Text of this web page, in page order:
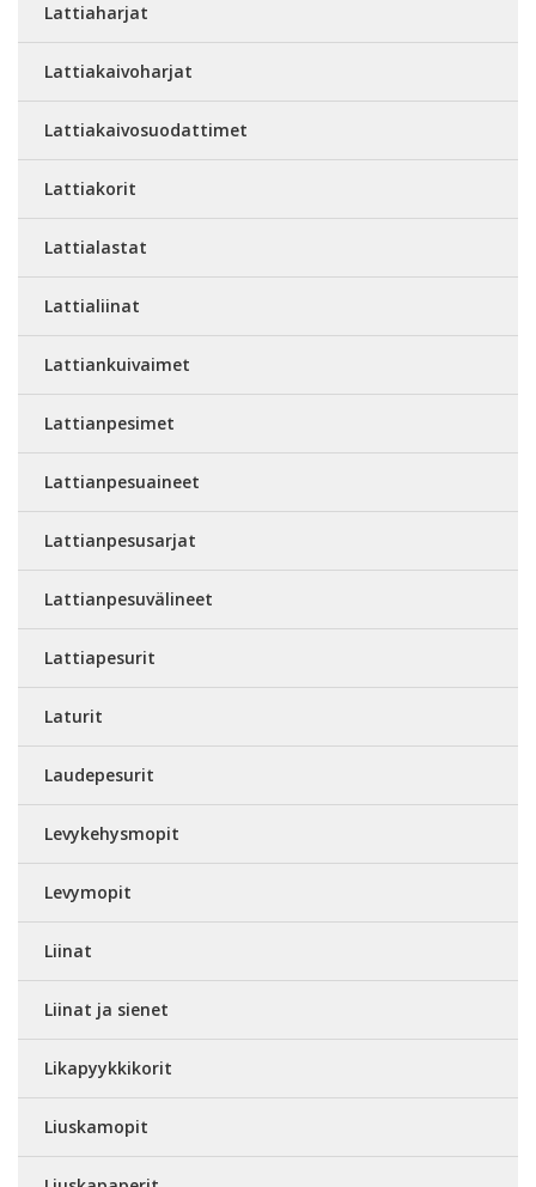
Lattiaharjat
Lattiakaivoharjat
Lattiakaivosuodattimet
Lattiakorit
Lattialastat
Lattialiinat
Lattiankuivaimet
Lattianpesimet
Lattianpesuaineet
Lattianpesusarjat
Lattianpesuvälineet
Lattiapesurit
Laturit
Laudepesurit
Levykehysmopit
Levymopit
Liinat
Liinat ja sienet
Likapyykkikorit
Liuskamopit